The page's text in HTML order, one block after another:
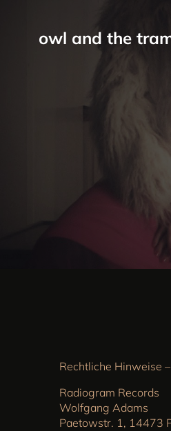
owl and the
Rechtliche Hinweise
Radiogram Records
Wolfgang Adams
Paetowstr. 1, 14473